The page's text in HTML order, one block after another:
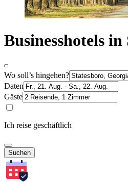
Businesshotels in
Wo soll’s hingehen?
Daten
Gäste
Ich reise geschäftlich
Suchen